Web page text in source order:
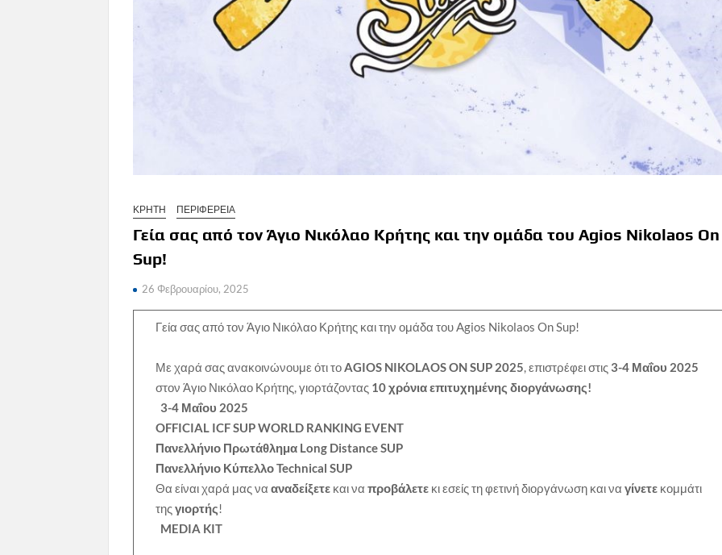
ΚΡΗΤΗ ΠΕΡΙΦΕΡΕΙΑ
Γεία σας από τον Άγιο Νικόλαο Κρήτης και την ομάδα του Agios Nikolaos On
Sup!
26 Φεβρουαρίου, 2025
Γεία σας από τον Άγιο Νικόλαο Κρήτης και την ομάδα του Agios Nikolaos On Sup!
Με χαρά σας ανακοινώνουμε ότι τοAGIOS NIKOLAOS ON SUP 2025, επιστρέφει στις 3-4 Μαΐου 2025
στον Άγιο Νικόλαο Κρήτης, γιορτάζοντας 10 χρόνια επιτυχημένης διοργάνωσης!
3-4 Μαΐου 2025
OFFICIAL ICF SUP WORLD RANKING EVENT
Πανελλήνιο Πρωτάθλημα Long Distance SUP
Πανελλήνιο Κύπελλο Technical SUP
Θα είναι χαρά μας νααναδείξετε και ναπροβάλετε κι εσείς τη φετινή διοργάνωση και ναγίνετε κομμάτι
τηςγιορτής!
MEDIA KIT